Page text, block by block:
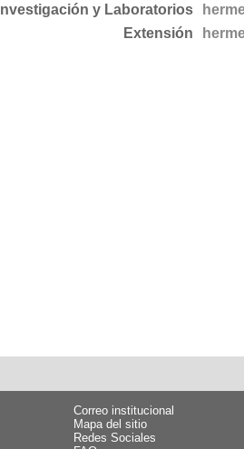
Investigación y Laboratorios
Extensión
Correo institucional
Mapa del sitio
Redes Sociales